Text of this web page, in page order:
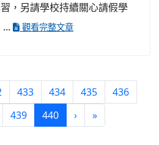
，另請學校持續關心請假學
觀看完整文章
433 434 435
436
439 440(current)
› »